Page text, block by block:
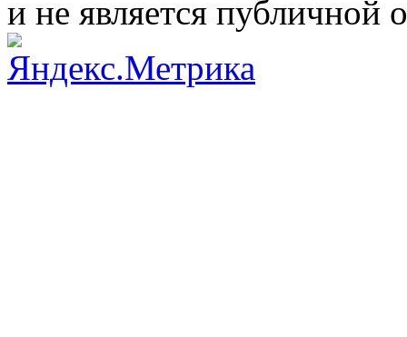
и не является публичной